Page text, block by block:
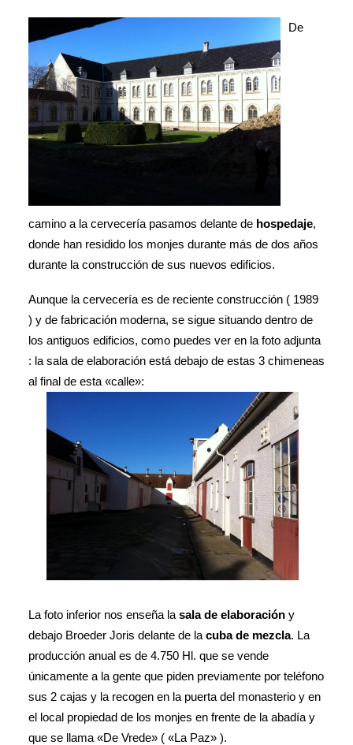
De
camino a la cervecería pasamos delante de hospedaje,
donde han residido los monjes durante más de dos años
durante la construcción de sus nuevos edificios.
Aunque la cervecería es de reciente construcción ( 1989
) y de fabricación moderna, se sigue situando dentro de
los antiguos edificios, como puedes ver en la foto adjunta
: la sala de elaboración está debajo de estas 3 chimeneas
al final de esta «calle»:
La foto inferior nos enseña la sala de elaboración y
debajo Broeder Joris delante de la cuba de mezcla. La
producción anual es de 4.750 Hl. que se vende
únicamente a la gente que piden previamente por teléfono
sus 2 cajas y la recogen en la puerta del monasterio y en
el local propiedad de los monjes en frente de la abadía y
que se llama «De Vrede» ( «La Paz» ).